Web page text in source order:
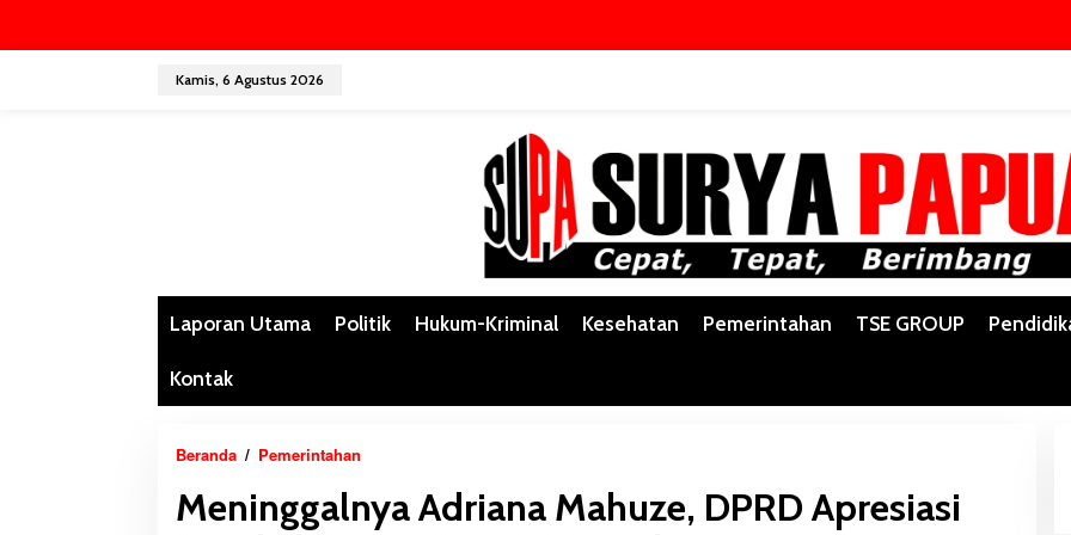
Kamis, 6 Agustus 2026
Laporan Utama Politik Hukum-Kriminal Kesehatan Pemerintahan TSE GROUP
Kontak
Beranda / Pemerintahan
n
Meninggalnya Adriana Mahuze, DPRD Apresiasi